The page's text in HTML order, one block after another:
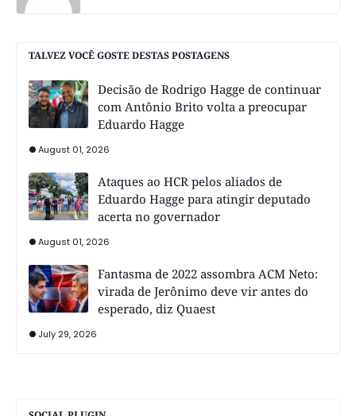
TALVEZ VOCÊ GOSTE DESTAS POSTAGENS
Decisão de Rodrigo Hagge de continuar
com Antônio Brito volta a preocupar
Eduardo Hagge
August 01, 2026
Ataques ao HCR pelos aliados de
Eduardo Hagge para atingir deputado
acerta no governador
August 01, 2026
Fantasma de 2022 assombra ACM Neto:
virada de Jerônimo deve vir antes do
esperado, diz Quaest
July 29, 2026